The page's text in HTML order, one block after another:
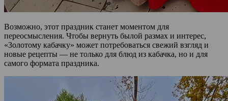
Возможно, этот праздник станет моментом для
переосмысления. Чтобы вернуть былой размах и интерес,
«Золотому кабачку» может потребоваться свежий взгляд и
новые рецепты — не только для блюд из кабачка, но и для
самого формата праздника.